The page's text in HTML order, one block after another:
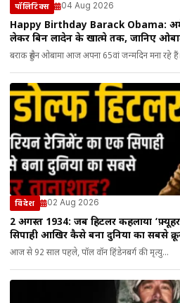
पॉलिटिक्स 04 Aug 2026
Happy Birthday Barack Obama:
लेकर बिन लादेन के खात्मे तक, जानिए
बराक हुसैन ओबामा आज अपना 65वां जन्मदिन मना रहे
विदेश 02 Aug 2026
2 अगस्त 1934: जब हिटलर कहलाया
सिपाही आखिर कैसे बना दुनिया का सबसे
आज से 92 साल पहले, पॉल वॉन हिंडेनबर्ग की मृत्यु...